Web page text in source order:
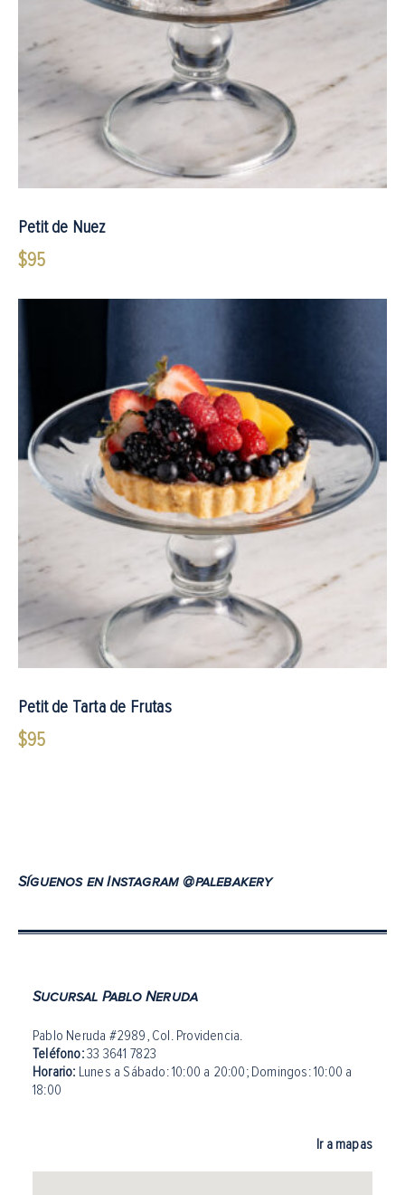
Petit de Nuez
$95
Petit de Tarta de Frutas
$95
Síguenos en Instagram @palebakery
Sucursal Pablo Neruda
Pablo Neruda #2989, Col. Providencia.
Teléfono:33 3641 7823
Horario: Lunes a Sábado: 10:00 a 20:00; Domingos: 10:00 a
18:00
Ir a mapas